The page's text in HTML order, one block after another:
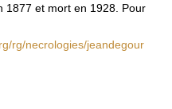
1877 et mort en 1928. Pour
rg/necrologies/jeandegour